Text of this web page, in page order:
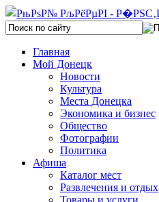
Главная
Мой Донецк
Новости
Культура
Места Донецка
Экономика и бизнес
Общество
Фотографии
Политика
Афиша
Каталог мест
Развлечения и отдых
Товары и услуги